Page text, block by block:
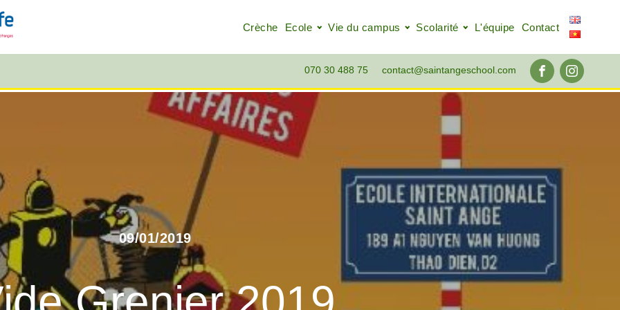
Crèche Ecole Vie du campus Scolarité L'équipe Contact
070 30 488 75 contact@saintangeschool.com
09/01/2019